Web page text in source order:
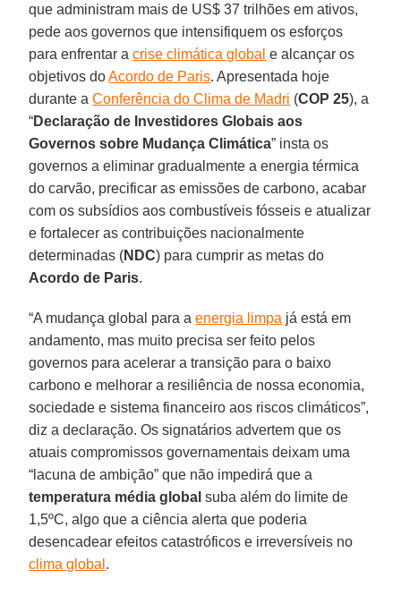
que administram mais de US$ 37 trilhões em ativos,
pede aos governos que intensifiquem os esforços
para enfrentar acrise climática global e alcançar os
objetivos doAcordo de Paris. Apresentada hoje
durante aConferência do Clima de Madri (COP 25), a
“Declaração de Investidores Globais aos
Governos sobre Mudança Climática” insta os
governos a eliminar gradualmente a energia térmica
do carvão, precificar as emissões de carbono, acabar
com os subsídios aos combustíveis fósseis e atualizar
e fortalecer as contribuições nacionalmente
determinadas (NDC) para cumprir as metas do
Acordo de Paris.
“A mudança global para aenergia limpa já está em
andamento, mas muito precisa ser feito pelos
governos para acelerar a transição para o baixo
carbono e melhorar a resiliência de nossa economia,
sociedade e sistema financeiro aos riscos climáticos”,
diz a declaração. Os signatários advertem que os
atuais compromissos governamentais deixam uma
“lacuna de ambição” que não impedirá que a
temperatura média global suba além do limite de
1,5ºC, algo que a ciência alerta que poderia
desencadear efeitos catastróficos e irreversíveis no
clima global .